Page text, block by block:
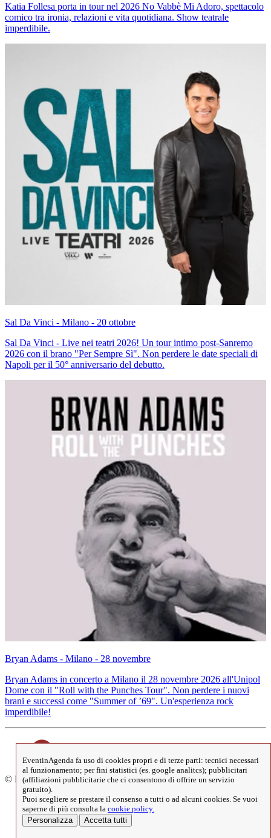
Katia Follesa porta in tour nel 2026 No Vabbè Mi Adoro, spettacolo
comico tra ironia, relazioni e vita quotidiana. Show teatrale
imperdibile.
Sal Da Vinci - Milano - 20 ottobre
Sal Da Vinci - Live nei teatri 2026! Un tour intimo post-Sanremo
2026 con il brano "Per Sempre Sì". Non perdere le date speciali di
Napoli per il 50° anniversario del debutto.
Bryan Adams - Milano - 28 novembre
Bryan Adams in concerto a Milano il 28 novembre 2026 all'Unipol
Dome con il "Roll with the Punches Tour". Non perdere i nuovi
brani e successi come "Summer of ’69". Un'esperienza rock
imperdibile!
© EventinAgenda 2017-2026- All Rights Reserved.
EventinAgenda fa uso di cookies propri e di terze parti: tecnici necessari
al funzionamento; per fini statistici (es. google analitcs); pubblicitari
(affiliazioni pubblicitarie che ci consentono di offrire un servizio
gratuito).
Puoi scegliere se prestare il consenso a tutti o ad alcuni cookies. Se vuoi
saperne di più consulta la cookie policy.
Personalizza
Accetta tutti
> Cookies Policy
> Privacy Policy